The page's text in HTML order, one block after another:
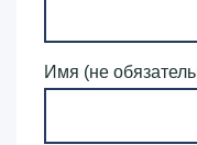
Имя (не